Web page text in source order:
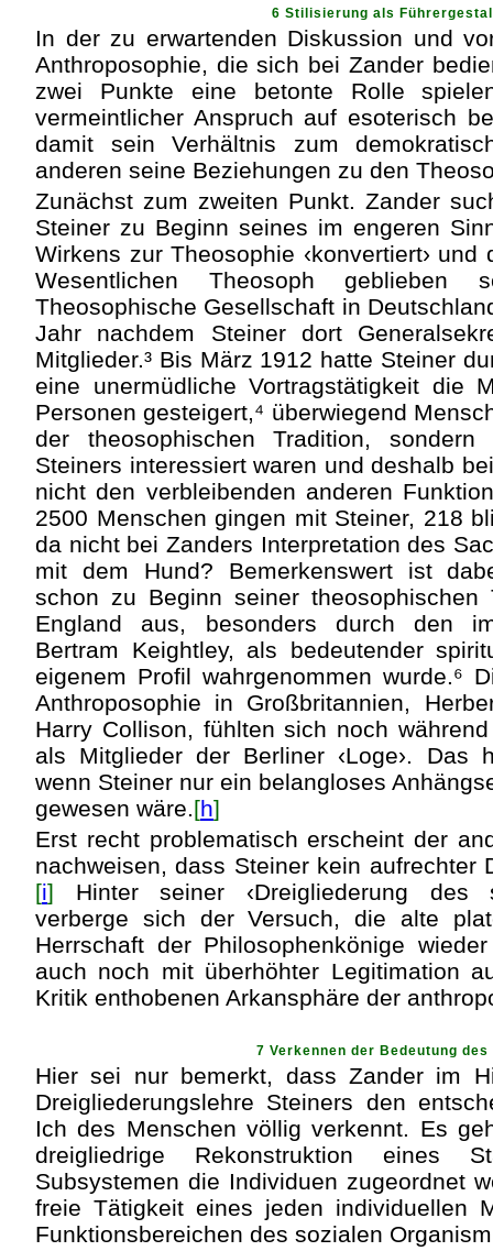
6 Stilisierung als
In der zu erwartenden Diskussion und
Anthroposophie, die sich bei Zander
zwei Punkte eine betonte Rolle
vermeintlicher Anspruch auf esoterisch
damit sein Verhältnis zum
anderen seine Beziehungen zu den
Zunächst zum zweiten Punkt. Zander
Steiner zu Beginn seines im engeren
Wirkens zur Theosophie ‹konvertiert›
Wesentlichen Theosoph
Theosophische Gesellschaft in
Jahr nachdem Steiner dort
Mitglieder.³ Bis März 1912 hatte Steiner
eine unermüdliche Vortragstätigkeit die
Personen gesteigert,⁴ überwiegend
der theosophischen Tradition,
Steiners interessiert waren und deshalb
nicht den verbleibenden anderen
2500 Menschen gingen mit Steiner, 218
da nicht bei Zanders Interpretation des
mit dem Hund? Bemerkenswert ist
schon zu Beginn seiner
England aus, besonders durch den
Bertram Keightley, als bedeutender
eigenem Profil wahrgenommen wurde.⁶
Anthroposophie in Großbritannien,
Harry Collison, fühlten sich noch
als Mitglieder der Berliner ‹Loge›. Das
wenn Steiner nur ein belangloses
gewesen wäre.[h]
Erst recht problematisch erscheint der
nachweisen, dass Steiner kein aufrechter
[i] Hinter seiner ‹Dreigliederung des
verberge sich der Versuch, die alte
Herrschaft der Philosophenkönige
auch noch mit überhöhter Legitimation
Kritik enthobenen Arkansphäre der
7 Verkennen der Bedeutung des
Hier sei nur bemerkt, dass Zander im
Dreigliederungslehre Steiners den
Ich des Menschen völlig verkennt. Es
dreigliedrige Rekonstruktion eines
Subsystemen die Individuen zugeordnet
freie Tätigkeit eines jeden individuellen
Funktionsbereichen des sozialen